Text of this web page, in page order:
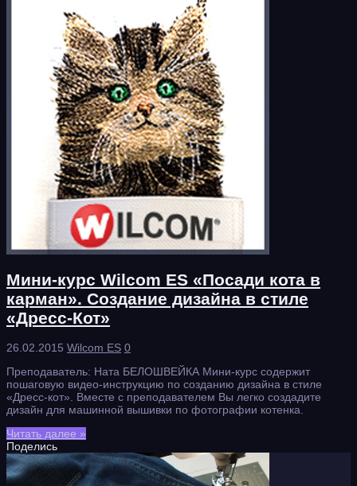
Мини-курс Wilcom ES «Посади кота в
карман». Создание дизайна в стиле
«Дресс-Кот»
26.02.2015 Wilcom ES 0
Преподаватель: Ната БЕЛОШВЕЙКА Мини-курс содержит
пошаговую видео-инструкцию по созданию дизайна в стиле
«Дресс-кот». Вместе с преподавателем Вы легко создадите
дизайн для машинной вышивки по фотографии котенка.
Читать далее »
Поделись